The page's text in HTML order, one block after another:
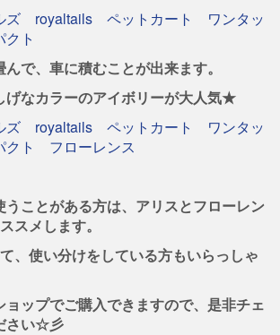
で、車に積むことが出来ます。
げなカラーのアイボリーが大人気★
うことがある方は、アリスとフローレン
スメします。
、使い分けをしている方もいらっしゃ
ップでご購入できますので、是非チェ
さい☆彡